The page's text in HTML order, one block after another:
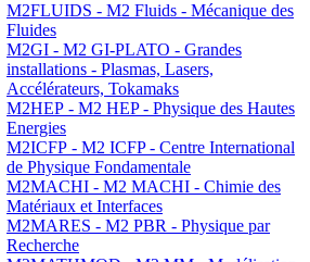
M2FLUIDS - M2 Fluids - Mécanique des
Fluides
M2GI - M2 GI-PLATO - Grandes
installations - Plasmas, Lasers,
Accélérateurs, Tokamaks
M2HEP - M2 HEP - Physique des Hautes
Energies
M2ICFP - M2 ICFP - Centre International
de Physique Fondamentale
M2MACHI - M2 MACHI - Chimie des
Matériaux et Interfaces
M2MARES - M2 PBR - Physique par
Recherche